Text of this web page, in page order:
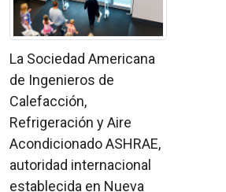
La Sociedad Americana
de Ingenieros de
Calefacción,
Refrigeración y Aire
Acondicionado ASHRAE,
autoridad internacional
establecida en Nueva